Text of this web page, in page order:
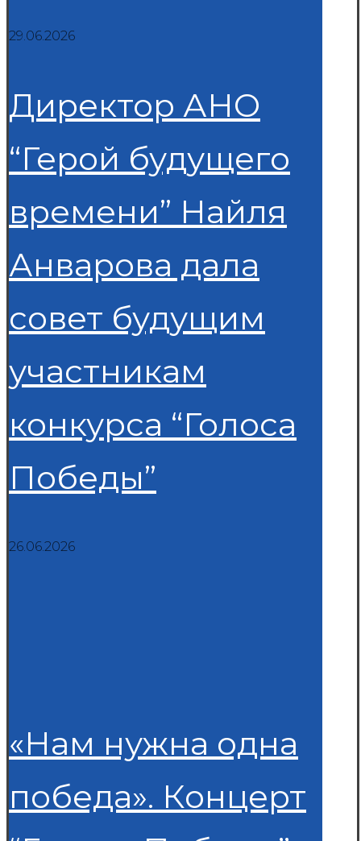
29.06.2026
Директор АНО
“Герой будущего
времени” Найля
Анварова дала
совет будущим
участникам
конкурса “Голоса
Победы”
26.06.2026
«Нам нужна одна
победа». Концерт